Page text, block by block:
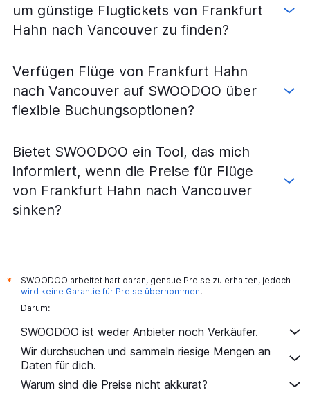
um günstige Flugtickets von Frankfurt
Hahn nach Vancouver zu finden?
Verfügen Flüge von Frankfurt Hahn
nach Vancouver auf SWOODOO über
flexible Buchungsoptionen?
Bietet SWOODOO ein Tool, das mich
informiert, wenn die Preise für Flüge
von Frankfurt Hahn nach Vancouver
sinken?
*
SWOODOO arbeitet hart daran, genaue Preise zu erhalten, jedoch
wird keine Garantie für Preise übernommen.
Darum:
SWOODOO ist weder Anbieter noch Verkäufer.
Wir durchsuchen und sammeln riesige Mengen an
Daten für dich.
Warum sind die Preise nicht akkurat?